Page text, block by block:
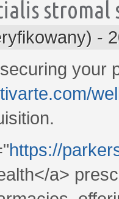
-
your
https://
a>